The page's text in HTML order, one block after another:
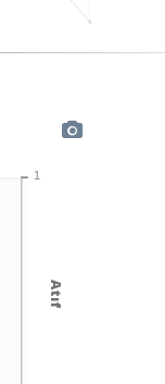
1
Atıf